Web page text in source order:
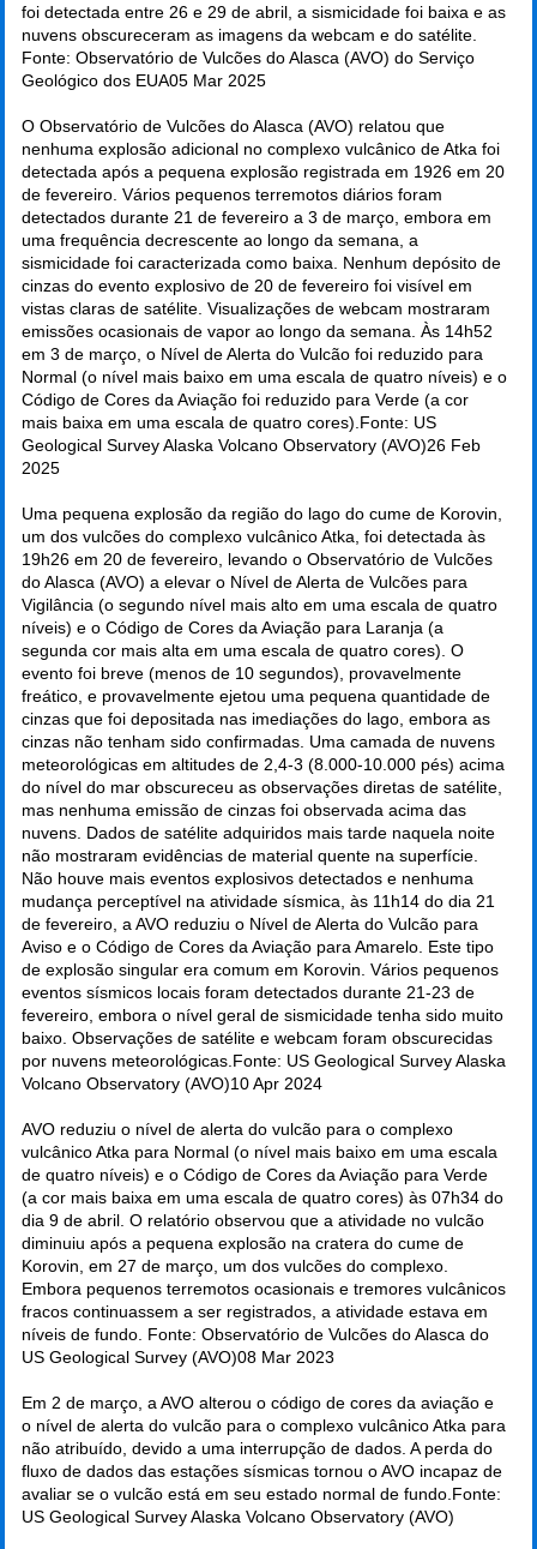
foi detectada entre 26 e 29 de abril, a sismicidade foi baixa e as
nuvens obscureceram as imagens da webcam e do satélite.
Fonte: Observatório de Vulcões do Alasca (AVO) do Serviço
Geológico dos EUA05 Mar 2025
O Observatório de Vulcões do Alasca (AVO) relatou que
nenhuma explosão adicional no complexo vulcânico de Atka foi
detectada após a pequena explosão registrada em 1926 em 20
de fevereiro. Vários pequenos terremotos diários foram
detectados durante 21 de fevereiro a 3 de março, embora em
uma frequência decrescente ao longo da semana, a
sismicidade foi caracterizada como baixa. Nenhum depósito de
cinzas do evento explosivo de 20 de fevereiro foi visível em
vistas claras de satélite. Visualizações de webcam mostraram
emissões ocasionais de vapor ao longo da semana. Às 14h52
em 3 de março, o Nível de Alerta do Vulcão foi reduzido para
Normal (o nível mais baixo em uma escala de quatro níveis) e o
Código de Cores da Aviação foi reduzido para Verde (a cor
mais baixa em uma escala de quatro cores).Fonte: US
Geological Survey Alaska Volcano Observatory (AVO)26 Feb
2025
Uma pequena explosão da região do lago do cume de Korovin,
um dos vulcões do complexo vulcânico Atka, foi detectada às
19h26 em 20 de fevereiro, levando o Observatório de Vulcões
do Alasca (AVO) a elevar o Nível de Alerta de Vulcões para
Vigilância (o segundo nível mais alto em uma escala de quatro
níveis) e o Código de Cores da Aviação para Laranja (a
segunda cor mais alta em uma escala de quatro cores). O
evento foi breve (menos de 10 segundos), provavelmente
freático, e provavelmente ejetou uma pequena quantidade de
cinzas que foi depositada nas imediações do lago, embora as
cinzas não tenham sido confirmadas. Uma camada de nuvens
meteorológicas em altitudes de 2,4-3 (8.000-10.000 pés) acima
do nível do mar obscureceu as observações diretas de satélite,
mas nenhuma emissão de cinzas foi observada acima das
nuvens. Dados de satélite adquiridos mais tarde naquela noite
não mostraram evidências de material quente na superfície.
Não houve mais eventos explosivos detectados e nenhuma
mudança perceptível na atividade sísmica, às 11h14 do dia 21
de fevereiro, a AVO reduziu o Nível de Alerta do Vulcão para
Aviso e o Código de Cores da Aviação para Amarelo. Este tipo
de explosão singular era comum em Korovin. Vários pequenos
eventos sísmicos locais foram detectados durante 21-23 de
fevereiro, embora o nível geral de sismicidade tenha sido muito
baixo. Observações de satélite e webcam foram obscurecidas
por nuvens meteorológicas.Fonte: US Geological Survey Alaska
Volcano Observatory (AVO)10 Apr 2024
AVO reduziu o nível de alerta do vulcão para o complexo
vulcânico Atka para Normal (o nível mais baixo em uma escala
de quatro níveis) e o Código de Cores da Aviação para Verde
(a cor mais baixa em uma escala de quatro cores) às 07h34 do
dia 9 de abril. O relatório observou que a atividade no vulcão
diminuiu após a pequena explosão na cratera do cume de
Korovin, em 27 de março, um dos vulcões do complexo.
Embora pequenos terremotos ocasionais e tremores vulcânicos
fracos continuassem a ser registrados, a atividade estava em
níveis de fundo. Fonte: Observatório de Vulcões do Alasca do
US Geological Survey (AVO)08 Mar 2023
Em 2 de março, a AVO alterou o código de cores da aviação e
o nível de alerta do vulcão para o complexo vulcânico Atka para
não atribuído, devido a uma interrupção de dados. A perda do
fluxo de dados das estações sísmicas tornou o AVO incapaz de
avaliar se o vulcão está em seu estado normal de fundo.Fonte:
US Geological Survey Alaska Volcano Observatory (AVO)